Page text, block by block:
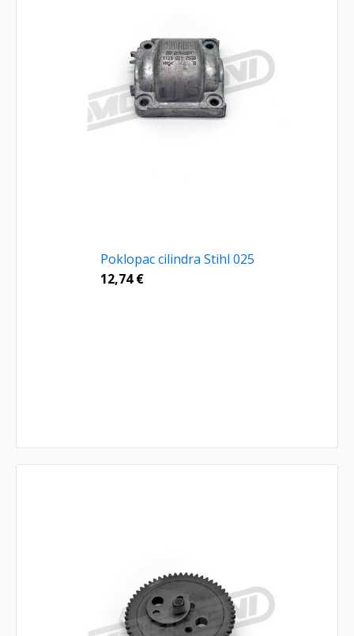
Poklopac cilindra Stihl 025
12,74€